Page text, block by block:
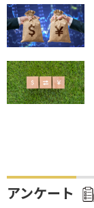
アンケート